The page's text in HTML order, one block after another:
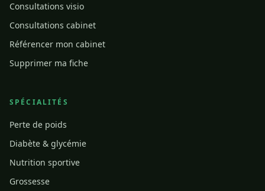
Consultations visio
Consultations cabinet
Référencer mon cabinet
Supprimer ma fiche
SPÉCIALITÉS
Perte de poids
Diabète & glycémie
Nutrition sportive
Grossesse